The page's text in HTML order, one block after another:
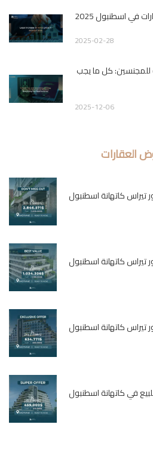
في اسطنبول 2025
2025-02-28
للمجنسين: كل ما يجب
2025-12-06
العقارات
تيراس كاتهانة اسطنبول
تيراس كاتهانة اسطنبول
تيراس كاتهانة اسطنبول
في كاتهانة اسطنبول